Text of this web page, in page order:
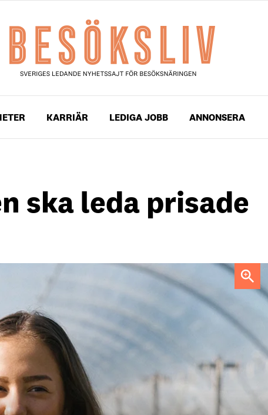
KARRIÄR LEDIGA JOBB ANNONSERA
ska leda prisade